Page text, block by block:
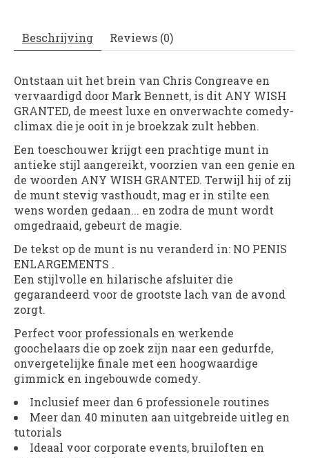
Beschrijving Reviews (0)
Ontstaan uit het brein van Chris Congreave en
vervaardigd door Mark Bennett, is dit ANY WISH
GRANTED, de meest luxe en onverwachte comedy-
climax die je ooit in je broekzak zult hebben.
Een toeschouwer krijgt een prachtige munt in
antieke stijl aangereikt, voorzien van een genie en
de woorden ANY WISH GRANTED. Terwijl hij of zij
de munt stevig vasthoudt, mag er in stilte een
wens worden gedaan... en zodra de munt wordt
omgedraaid, gebeurt de magie.
De tekst op de munt is nu veranderd in: NO PENIS
ENLARGEMENTS .
Een stijlvolle en hilarische afsluiter die
gegarandeerd voor de grootste lach van de avond
zorgt.
Perfect voor professionals en werkende
goochelaars die op zoek zijn naar een gedurfde,
onvergetelijke finale met een hoogwaardige
gimmick en ingebouwde comedy.
Inclusief meer dan 6 professionele routines
Meer dan 40 minuten aan uitgebreide uitleg en
tutorials
Ideaal voor corporate events, bruiloften en